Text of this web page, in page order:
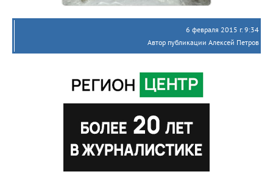
6 февраля 2015 г. 9:34
Автор публикации Алексей Петров